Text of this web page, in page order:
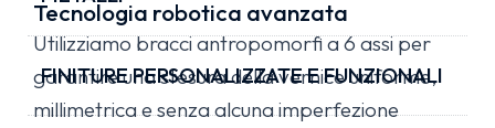
FINITURE PERSONALIZZATE E FUNZIONALI
Tecnologia robotica avanzata
Utilizziamo bracci antropomorfi a 6 assi per
garantire una stesura della vernice uniforme,
millimetrica e senza alcuna imperfezione